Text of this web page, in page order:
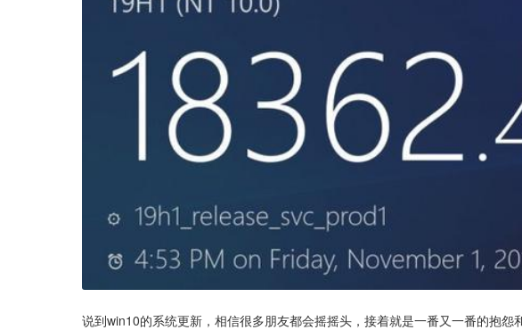
说到win10的系统更新，相信很多朋友都会摇摇头，接着就是一番又一番的抱